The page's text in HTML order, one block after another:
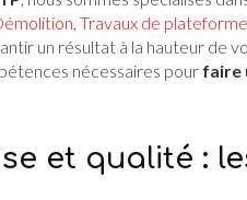
, Travaux de
un résultat à la hauteur de
nécessaires pour faire
et qualité :